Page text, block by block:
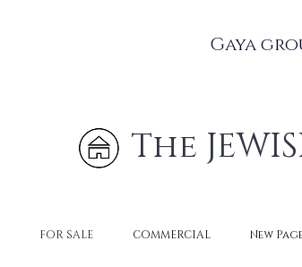
Gaya
The
FOR SALE COMMERCIAL New